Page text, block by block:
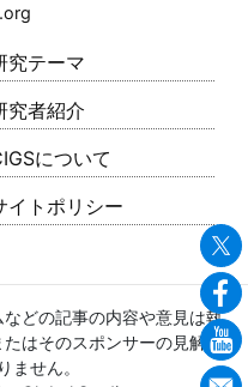
究テーマ
究者紹介
について
イトポリシー
どの記事の内容や意見は執
はそのスポンサーの見解を
ません。